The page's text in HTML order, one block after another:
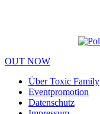
OUT NOW
Über Toxic Family
Eventpromotion
Datenschutz